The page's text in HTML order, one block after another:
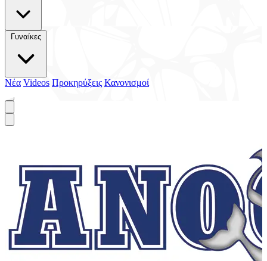
Γυναίκες
Νέα Videos Προκηρύξεις Κανονισμοί